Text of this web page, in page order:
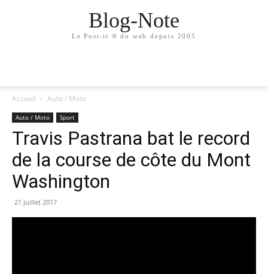
Blog-Note
Le Post-it ® du web depuis 2005
Accueil Auto / Moto
Auto / Moto Sport
Travis Pastrana bat le record
de la course de côte du Mont
Washington
21 juillet 2017